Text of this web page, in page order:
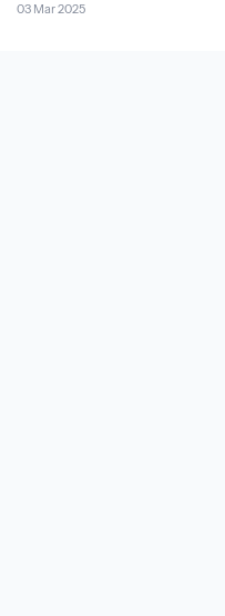
03 Mar 2025